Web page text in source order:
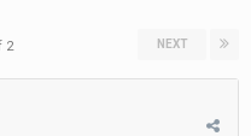
NEXT
2